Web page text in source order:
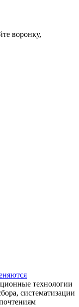
воронку,
технологии
систематизации